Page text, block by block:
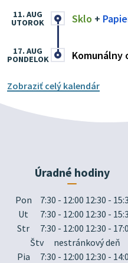
Sklo +
11. AUG
UTOROK
Komunálny
17. AUG
PONDELOK
Zobraziť celý kalendár
Úradné hodiny
Pon
7:30 - 12:00 12:30 -
Ut
7:30 - 12:00 12:30 -
Str
7:30 - 12:00 12:30 -
Štv
nestránkový deň
Pia
7:30 - 12:00 12:30 -